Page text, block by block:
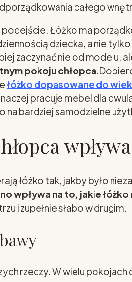
całego
Łóżko ma
dziecka, a nie
zaczynać nie od modelu,
pokoju chłopca
łóżko dopasowane do
pracuje mebel dla
bardziej samodzielne
łóżko tak, jakby było
wpływa na to, jakie łóżko
i zupełnie słabo w drugim.
rzeczy. W wielu